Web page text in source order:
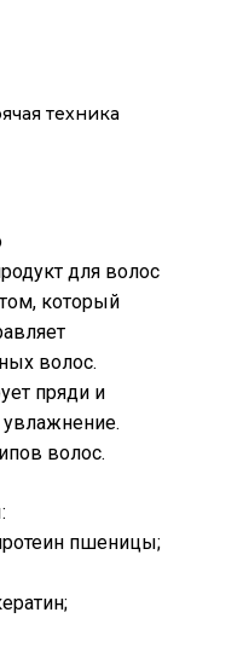
техника
для волос
который
волос.
пряди и
увлажнение.
волос.
пшеницы;